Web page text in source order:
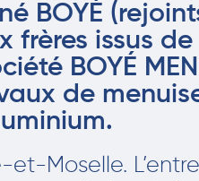
BOYÉ
frères issus
BOYÉ
de
Moselle.